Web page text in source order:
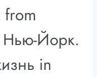
from
Нью-Йорк.
in